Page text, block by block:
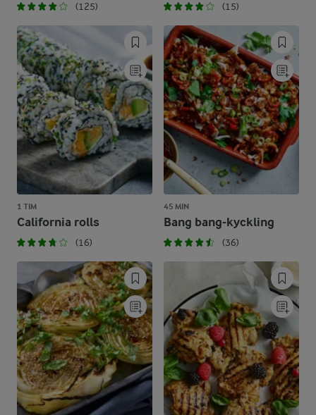
(125) (15)
1 TIM
California rolls
(16)
45 MIN
Bang bang-kyckling
(36)